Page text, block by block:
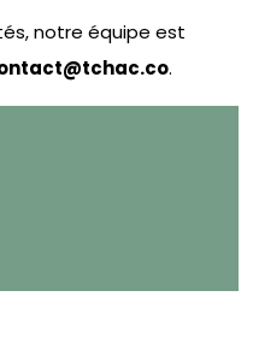
notre équipe est
.